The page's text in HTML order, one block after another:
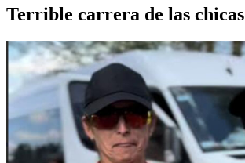
Terrible carrera de las chicas